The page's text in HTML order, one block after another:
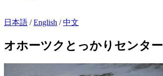
日本語 /English /中文
オホーツクとっかりセンター